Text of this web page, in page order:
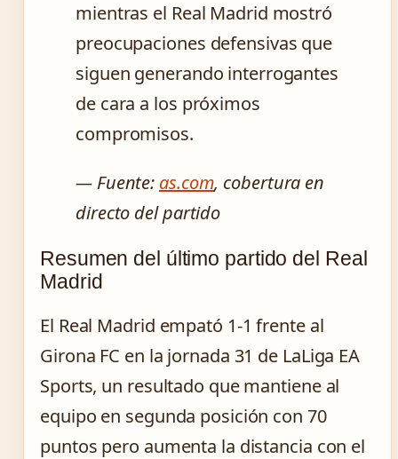
mientras el Real Madrid mostró
preocupaciones defensivas que
siguen generando interrogantes
de cara a los próximos
compromisos.
— Fuente: as.com, cobertura en
directo del partido
Resumen del último partido del Real
Madrid
El Real Madrid empató 1-1 frente al
Girona FC en la jornada 31 de LaLiga EA
Sports, un resultado que mantiene al
equipo en segunda posición con 70
puntos pero aumenta la distancia con el